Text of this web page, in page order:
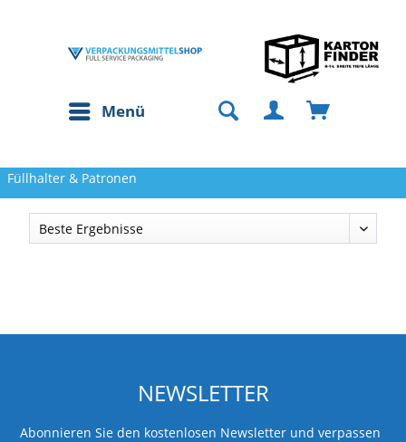
Menü
Füllhalter & Patronen
NEWSLETTER
Abonnieren Sie den kostenlosen Newsletter und verpassen